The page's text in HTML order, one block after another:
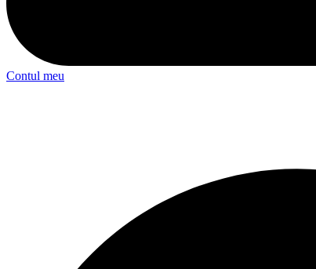
Contul meu